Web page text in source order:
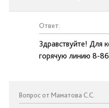
Ответ:
Здравствуйте! Для
горячую линию 8-
Вопрос от Маматова С.С.